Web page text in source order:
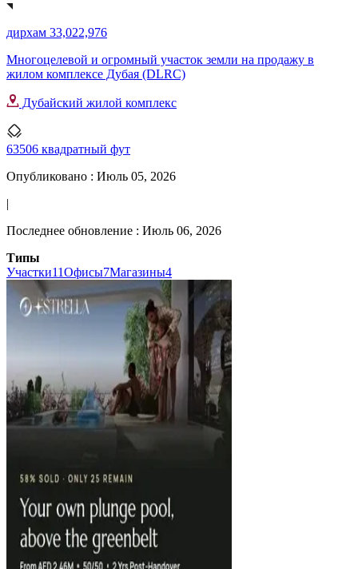
дирхам 33,022,976
Многоцелевой и огромный участок земли на продажу в
жилом комплексе Дубая (DLRC)
Дубайский жилой комплекс
63506 квадратный фут
Опубликовано : Июль 05, 2026
|
Последнее обновление : Июль 06, 2026
Типы
Участки11Офисы7Магазины4